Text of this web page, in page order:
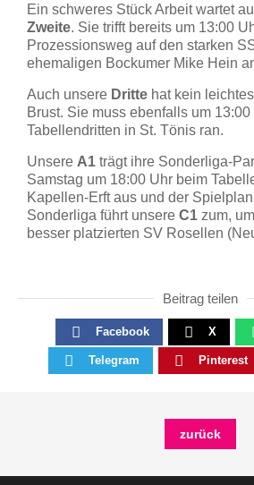
Ein schweres Stück Arbeit wartet
Zweite. Sie trifft bereits um 13:00
Prozessionsweg auf den starken
ehemaligen Bockumer Mike Hein
Auch unsere Dritte hat kein
Brust. Sie muss ebenfalls um
Tabellendritten in St. Tönis ran.
Unsere A1 trägt ihre Sonderliga-
Samstag um 18:00 Uhr beim
Kapellen-Erft aus und der
Sonderliga führt unsere C1 zum,
besser platzierten SV Rosellen
Beitrag teilen
Facebook X
Telegram Pinterest
zurück